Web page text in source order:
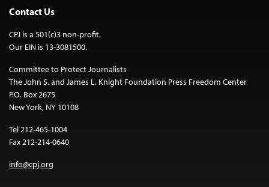
Contact Us
CPJ is a 501(c)3 non-profit.
Our EIN is 13-3081500.
Committee to Protect Journalists
The John S. and James L. Knight Foundation Press Freedom Center
P.O. Box 2675
New York, NY 10108
Tel 212-465-1004
Fax 212-214-0640
info@cpj.org